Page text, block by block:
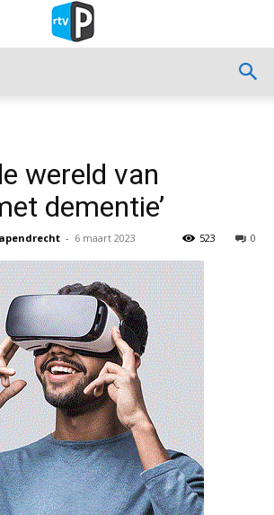
wereld van
dementie’
- 6 maart 2023 0
523